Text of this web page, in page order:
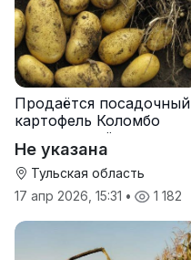
Продаётся посадочный
картофель Коломбо
оптом от трёх тонн
Не указана
Тульская область
17 апр 2026, 15:31 • 1 182